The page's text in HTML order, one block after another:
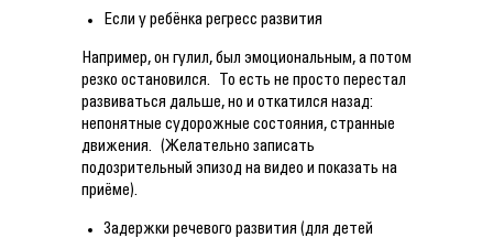
Если у ребёнка регресс развития
Например, он гулил, был эмоциональным, а потом
резко остановился. То есть не просто перестал
развиваться дальше, но и откатился назад:
непонятные судорожные состояния, странные
движения. (Желательно записать
подозрительный эпизод на видео и показать на
приёме).
Задержки речевого развития (для детей